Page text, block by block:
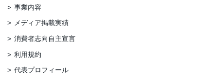
事業内容
メディア掲載実績
消費者志向自主宣言
利用規約
代表プロフィール